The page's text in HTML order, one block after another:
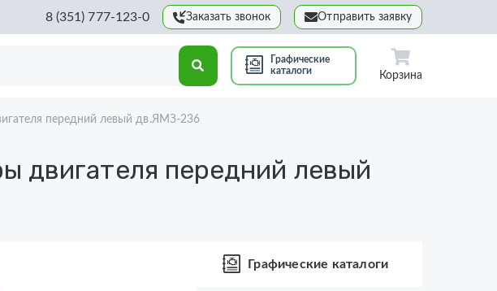
8 (351) 777-123-0 Заказать звонок Отправить заявку
Графические
каталоги
Корзина
передний левый дв.ЯМЗ-236
двигателя передний левый
Графические каталоги